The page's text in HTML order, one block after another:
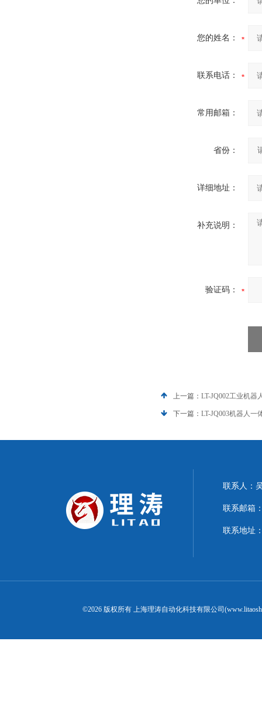
您的姓名：
联系电话：
常用邮箱：
省份：
详细地址：
补充说明：
验证码：
上一篇： LT-JQ002工业机器
下一篇： LT-JQ003机器人一
联系人：
联系邮箱
联系地址
©2026 版权所有 上海理涛自动化科技有限公司